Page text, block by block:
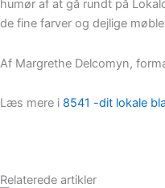
humør af at gå rundt på
de fine farver og dejlige
Af Margrethe Delcomyn,
Læs mere i 8541 -dit lokale
Relaterede artikler